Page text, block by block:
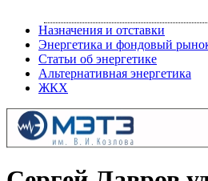
Назначения и отставки
Энергетика и фондовый
Статьи об энергетике
Альтернативная энергетика
ЖКХ